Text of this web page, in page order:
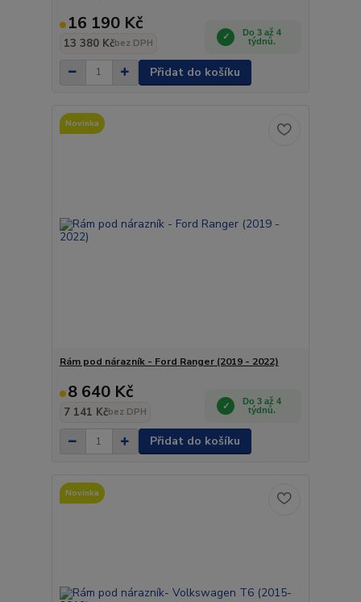
16 190 Kč
13 380 Kčbez DPH
Do 3 až 4
týdnů.
Přidat do košíku
Novinka
Rám pod nárazník - Ford Ranger (2019 - 2022)
8 640 Kč
7 141 Kčbez DPH
Do 3 až 4
týdnů.
Přidat do košíku
Novinka